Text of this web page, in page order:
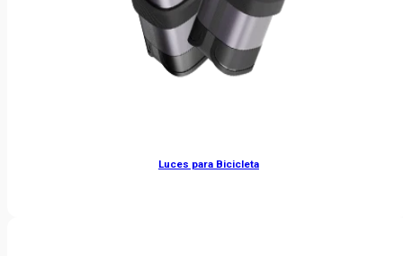
Luces para Bicicleta